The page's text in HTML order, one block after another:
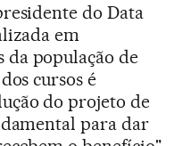
do Data
em
da população de
cursos é
do projeto de
para dar